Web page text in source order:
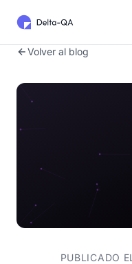
Volver al blog
PUBLICADO